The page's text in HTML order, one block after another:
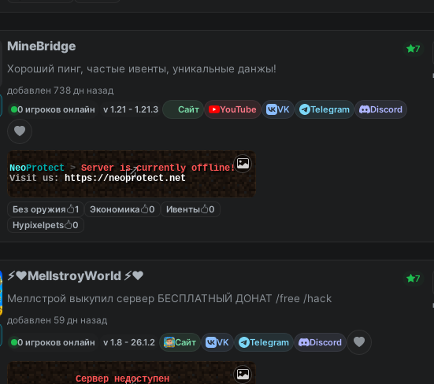
MineBridge 7
Хороший пинг, частые ивенты, уникальные данжы!
добавлен 738 дн назад
0 игроков онлайн
v 1.21 - 1.21.3 Сайт YouTube VK Telegram Discord
NeoProtect > Server is currently offline!
Visit us: https://neoprotect.net
Без оружия 1 Экономика 0 Ивенты
0
Hypixelpets
0
⚡️❤️MellstroyWorld ⚡️❤️ 7
Меллстрой выкупил сервер БЕСПЛАТНЫЙ ДОНАТ /free /hack
добавлен 59 дн назад
0 игроков онлайн
v 1.8 - 26.1.2 Сайт VK Telegram Discord
Сервер недоступен